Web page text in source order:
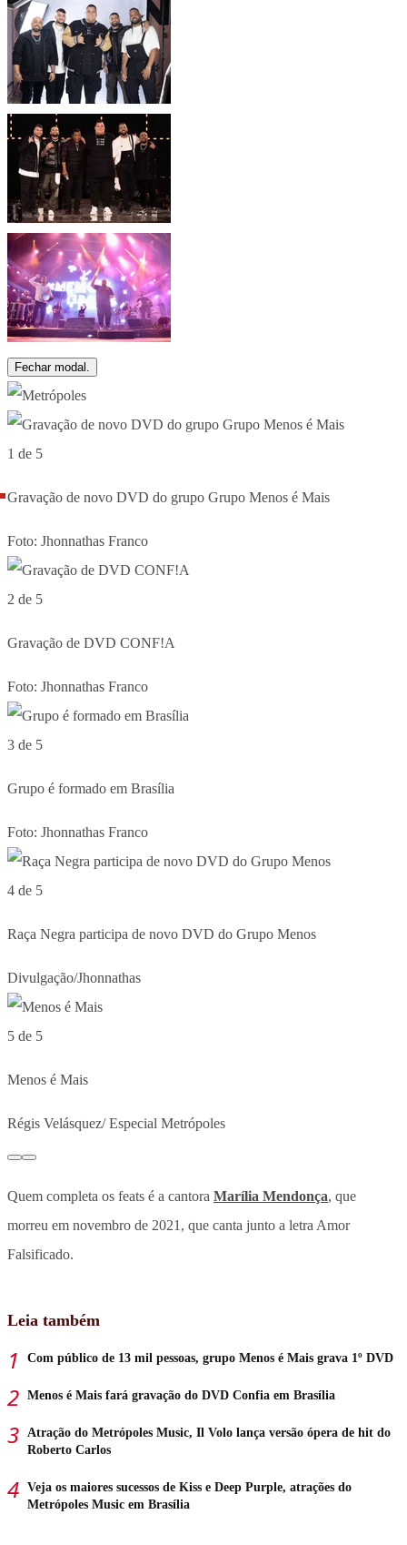
Fechar modal.
1 de 5
Gravação de novo DVD do grupo Grupo Menos é Mais
Foto: Jhonnathas Franco
2 de 5
Gravação de DVD CONF!A
Foto: Jhonnathas Franco
3 de 5
Grupo é formado em Brasília
Foto: Jhonnathas Franco
4 de 5
Raça Negra participa de novo DVD do Grupo Menos
Divulgação/Jhonnathas
5 de 5
Menos é Mais
Régis Velásquez/ Especial Metrópoles
Quem completa os feats é a cantora Marília Mendonça, que
morreu em novembro de 2021, que canta junto a letra Amor
Falsificado.
Leia também
Com público de 13 mil pessoas, grupo Menos é Mais grava 1º DVD
Menos é Mais fará gravação do DVD Confia em Brasília
Atração do Metrópoles Music, Il Volo lança versão ópera de hit do
Roberto Carlos
Veja os maiores sucessos de Kiss e Deep Purple, atrações do
Metrópoles Music em Brasília